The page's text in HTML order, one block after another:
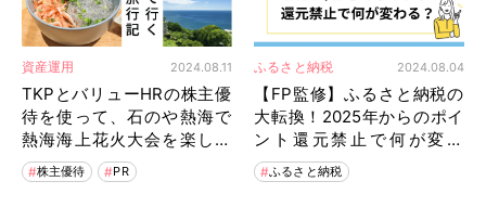
資産運用 2024.08.11
TKPとバリューHRの株主優
待を使って、石のや熱海で
熱海海上花火大会を楽しむ
子連れ旅行
株主優待 PR
ふるさと納税 2024.08.04
【FP監修】ふるさと納税の
大転換！2025年からのポイ
ント還元禁止で何が変わ
る？ふるさと納税